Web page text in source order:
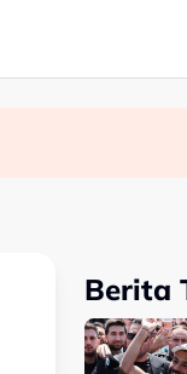
Berita